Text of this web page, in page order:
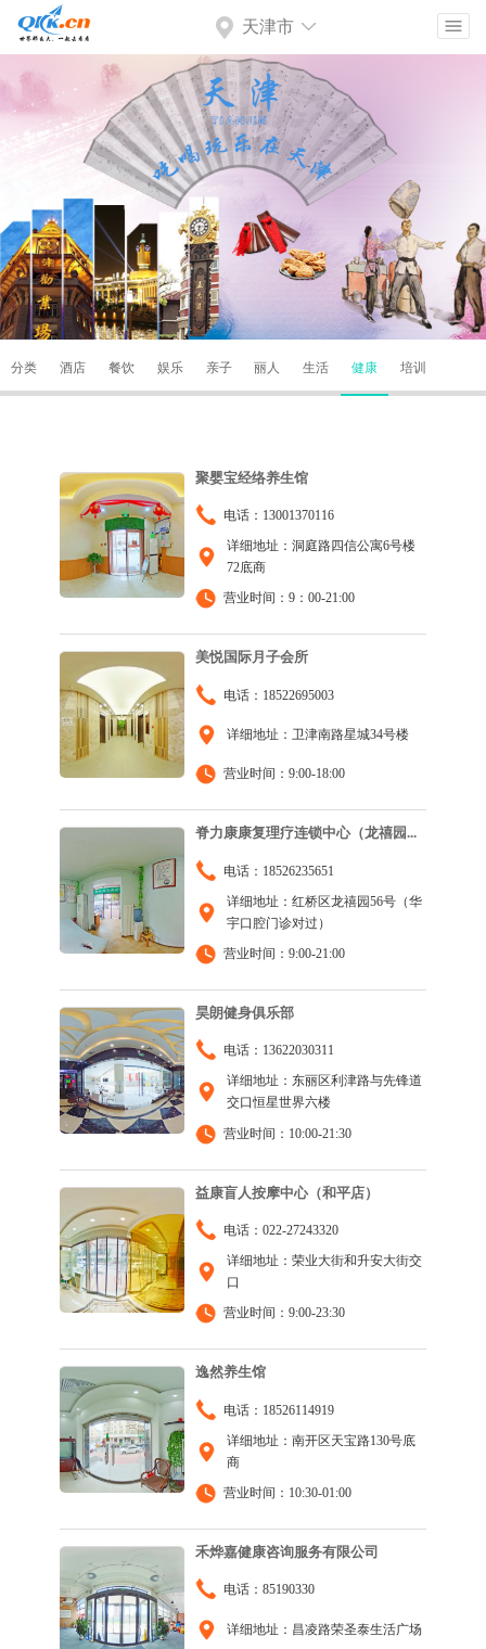
天津市
分类 酒店 餐饮 娱乐 亲子 丽人 生活 健康 培训
聚婴宝经络养生馆
电话：13001370116
详细地址：洞庭路四信公寓6号楼
72底商
营业时间：9：00-21:00
美悦国际月子会所
电话：18522695003
详细地址：卫津南路星城34号楼
营业时间：9:00-18:00
脊力康康复理疗连锁中心（龙禧园...
电话：18526235651
详细地址：红桥区龙禧园56号（华
宇口腔门诊对过）
营业时间：9:00-21:00
昊朗健身俱乐部
电话：13622030311
详细地址：东丽区利津路与先锋道
交口恒星世界六楼
营业时间：10:00-21:30
益康盲人按摩中心（和平店）
电话：022-27243320
详细地址：荣业大街和升安大街交
口
营业时间：9:00-23:30
逸然养生馆
电话：18526114919
详细地址：南开区天宝路130号底
商
营业时间：10:30-01:00
禾烨嘉健康咨询服务有限公司
电话：85190330
详细地址：昌凌路荣圣泰生活广场